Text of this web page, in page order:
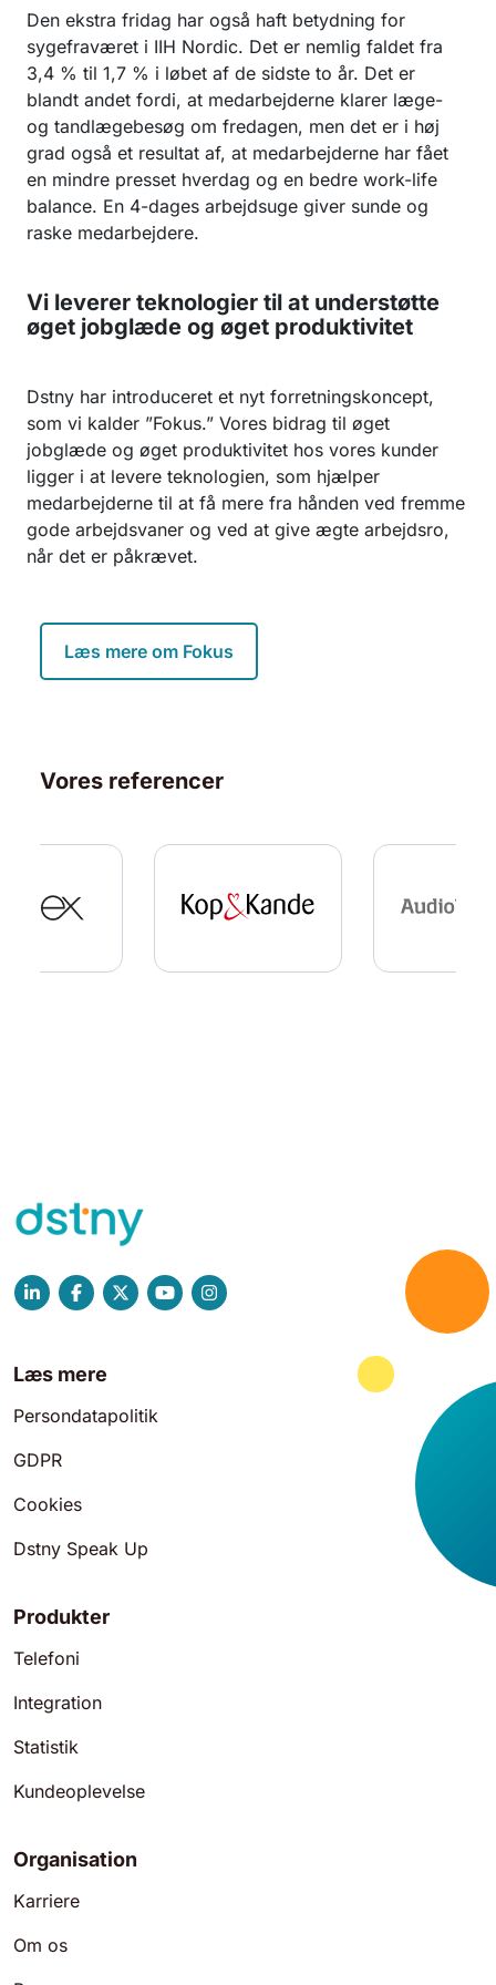
Den ekstra fridag har også haft betydning for
sygefraværet i IIH Nordic. Det er nemlig faldet fra
3,4 % til 1,7 % i løbet af de sidste to år. Det er
blandt andet fordi, at medarbejderne klarer læge-
og tandlægebesøg om fredagen, men det er i høj
grad også et resultat af, at medarbejderne har fået
en mindre presset hverdag og en bedre work-life
balance. En 4-dages arbejdsuge giver sunde og
raske medarbejdere.
Vi leverer teknologier til at understøtte
øget jobglæde og øget produktivitet
Dstny har introduceret et nyt forretningskoncept,
som vi kalder ”Fokus.” Vores bidrag til øget
jobglæde og øget produktivitet hos vores kunder
ligger i at levere teknologien, som hjælper
medarbejderne til at få mere fra hånden ved fremme
gode arbejdsvaner og ved at give ægte arbejdsro,
når det er påkrævet.
Læs mere om Fokus
Vores referencer
Læs mere
Persondatapolitik
GDPR
Cookies
Dstny Speak Up
Produkter
Telefoni
Integration
Statistik
Kundeoplevelse
Organisation
Karriere
Om os